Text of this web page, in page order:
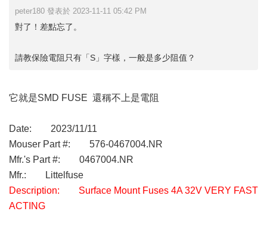
peter180 發表於 2023-11-11 05:42 PM
對了！差點忘了。
請教保險電阻只有「S」字樣，一般是多少阻值？
它就是SMD FUSE 還稱不上是電阻
Date: 2023/11/11
Mouser Part #: 576-0467004.NR
Mfr.'s Part #: 0467004.NR
Mfr.: Littelfuse
Description: Surface Mount Fuses 4A 32V VERY FAST
ACTING